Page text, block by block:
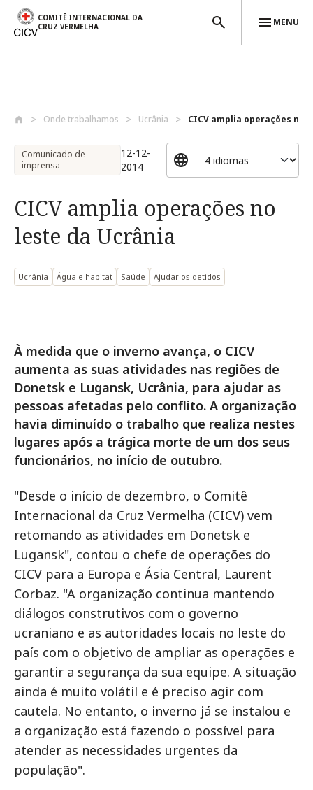
COMITÊ INTERNACIONAL DA
CRUZ VERMELHA
MENU
Onde trabalhamos Ucrânia CICV amplia operações no
Comunicado de
imprensa
12-12-
2014
CICV amplia operações no
leste da Ucrânia
Ucrânia Água e habitat Saúde Ajudar os detidos
À medida que o inverno avança, o CICV
aumenta as suas atividades nas regiões de
Donetsk e Lugansk, Ucrânia, para ajudar as
pessoas afetadas pelo conflito. A organização
havia diminuído o trabalho que realiza nestes
lugares após a trágica morte de um dos seus
funcionários, no início de outubro.
"Desde o início de dezembro, o Comitê
Internacional da Cruz Vermelha (CICV) vem
retomando as atividades em Donetsk e
Lugansk", contou o chefe de operações do
CICV para a Europa e Ásia Central, Laurent
Corbaz. "A organização continua mantendo
diálogos construtivos com o governo
ucraniano e as autoridades locais no leste do
país com o objetivo de ampliar as operações e
garantir a segurança da sua equipe. A situação
ainda é muito volátil e é preciso agir com
cautela. No entanto, o inverno já se instalou e
a organização está fazendo o possível para
atender as necessidades urgentes da
população".